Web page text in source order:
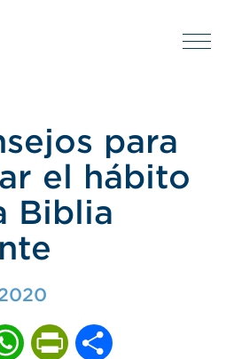
para
el hábito
Biblia
WhatsAppPrintFriendly